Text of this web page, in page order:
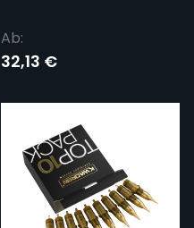
Ab:
32,13 €